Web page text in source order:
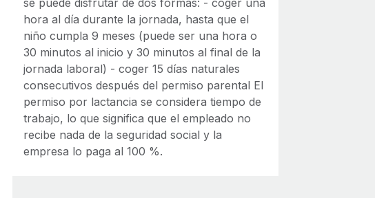
se puede disfrutar de dos formas: - coger una
hora al día durante la jornada, hasta que el
niño cumpla 9 meses (puede ser una hora o
30 minutos al inicio y 30 minutos al final de la
jornada laboral) - coger 15 días naturales
consecutivos después del permiso parental El
permiso por lactancia se considera tiempo de
trabajo, lo que significa que el empleado no
recibe nada de la seguridad social y la
empresa lo paga al 100 %.